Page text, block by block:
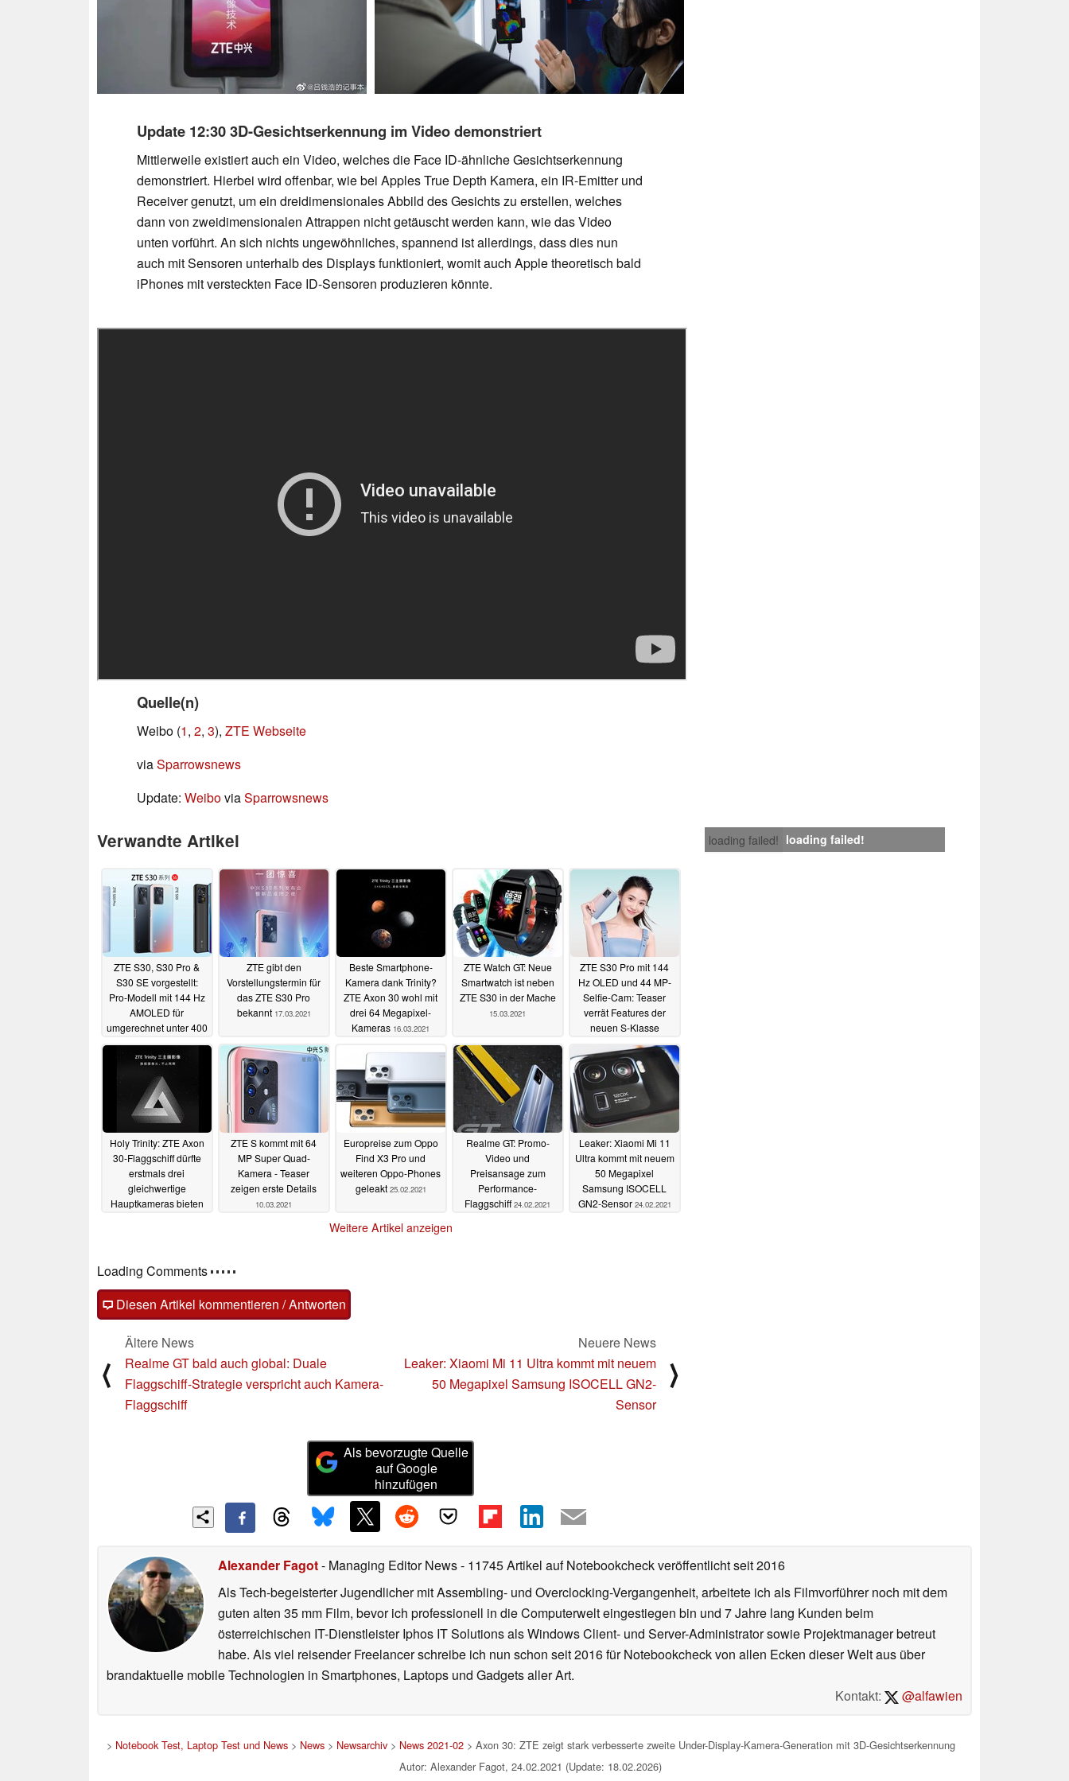
Update 12:30 3D-Gesichtserkennung im Video demonstriert
Mittlerweile existiert auch ein Video, welches die Face ID-ähnliche Gesichtserkennung
demonstriert. Hierbei wird offenbar, wie bei Apples True Depth Kamera, ein IR-Emitter und
Receiver genutzt, um ein dreidimensionales Abbild des Gesichts zu erstellen, welches
dann von zweidimensionalen Attrappen nicht getäuscht werden kann, wie das Video
unten vorführt. An sich nichts ungewöhnliches, spannend ist allerdings, dass dies nun
auch mit Sensoren unterhalb des Displays funktioniert, womit auch Apple theoretisch bald
iPhones mit versteckten Face ID-Sensoren produzieren könnte.
Quelle(n)
Weibo (1, 2, 3), ZTE Webseite
viaSparrowsnews
Update: WeiboviaSparrowsnews
loading failed! loading failed!
Verwandte Artikel
ZTE S30, S30 Pro &
S30 SE vorgestellt:
Pro-Modell mit 144 Hz
AMOLED für
umgerechnet unter 400
Euro31.03.2021
ZTE gibt den
Vorstellungstermin für
das ZTE S30 Pro
bekannt 17.03.2021
Beste Smartphone-
Kamera dank Trinity?
ZTE Axon 30 wohl mit
drei 64 Megapixel-
Kameras 16.03.2021
ZTE Watch GT: Neue
Smartwatch ist neben
ZTE S30 in der Mache
15.03.2021
ZTE S30 Pro mit 144
Hz OLED und 44 MP-
Selfie-Cam: Teaser
verrät Features der
neuen S-Klasse
12.03.2021
Holy Trinity: ZTE Axon
30-Flaggschiff dürfte
erstmals drei
gleichwertige
Hauptkameras bieten
ZTE S kommt mit 64
MP Super Quad-
Kamera - Teaser
zeigen erste Details
10.03.2021
Europreise zum Oppo
Find X3 Pro und
weiteren Oppo-Phones
geleakt 25.02.2021
Realme GT: Promo-
Video und
Preisansage zum
Performance-
Flaggschiff24.02.2021
Leaker: Xiaomi Mi 11
Ultra kommt mit neuem
50 Megapixel
Samsung ISOCELL
GN2-Sensor 24.02.2021
Weitere Artikel anzeigen
Loading Comments
Diesen Artikel kommentieren / Antworten
⟨
Ältere News
Realme GT bald auch global: Duale
Flaggschiff-Strategie verspricht auch Kamera-
Flaggschiff
Neuere News
Leaker: Xiaomi Mi 11 Ultra kommt mit neuem
50 Megapixel Samsung ISOCELL GN2-
Sensor
⟩
Als bevorzugte Quelle
auf Google
hinzufügen
Alexander Fagot- Managing Editor News- 11745 Artikel auf Notebookcheck veröffentlichtseit 2016
Als Tech-begeisterter Jugendlicher mit Assembling- und Overclocking-Vergangenheit, arbeitete ich als Filmvorführer noch mit dem
guten alten 35 mm Film, bevor ich professionell in die Computerwelt eingestiegen bin und 7 Jahre lang Kunden beim
österreichischen IT-Dienstleister Iphos IT Solutions als Windows Client- und Server-Administrator sowie Projektmanager betreut
habe. Als viel reisender Freelancer schreibe ich nun schon seit 2016 für Notebookcheck von allen Ecken dieser Welt aus über
brandaktuelle mobile Technologien in Smartphones, Laptops und Gadgets aller Art.
Kontakt:
@alfawien
> Notebook Test, Laptop Test und News> News> Newsarchiv> News 2021-02> Axon 30: ZTE zeigt stark verbesserte zweite Under-Display-Kamera-Generation mit 3D-Gesichtserkennung
Autor: Alexander Fagot, 24.02.2021 (Update: 18.02.2026)